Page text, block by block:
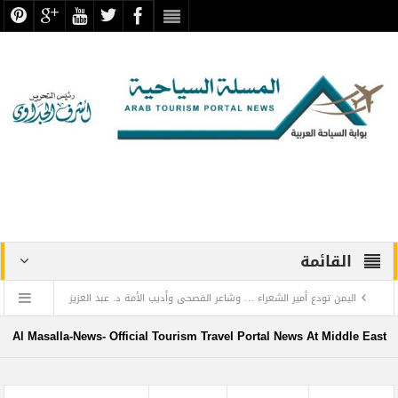
القائمة
اليمن تودع أمير الشعراء … وشاعر الفصحى وأديب الأمة د. عبد العزيز
المقالح
Al Masalla-News- Official Tourism Travel Portal News At Middle East